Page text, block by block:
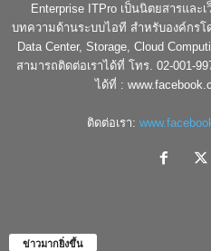
Enterprise ITPro เป็นนิตยสารแล
บทความด้านระบบไอที สำหรับองค์กรโ
Data Center, Storage, Cloud
สามารถติดต่อเราได้ที่ โทร. 02-001-
ได้ที่ :
ติดต่อเรา:
ข่าวมากยิ่งขึ้น